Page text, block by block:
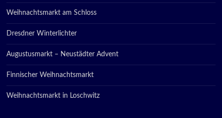
Weihnachtsmarkt am Schloss
Dresdner Winterlichter
Augustusmarkt – Neustädter Advent
Finnischer Weihnachtsmarkt
Weihnachtsmarkt in Loschwitz